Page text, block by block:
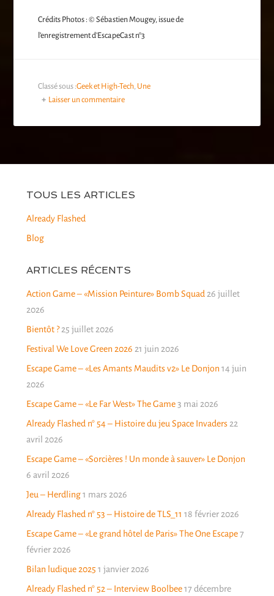
Crédits Photos : © Sébastien Mougey, issue de
l’enregistrement d’EscapeCast n°3
Classé sous :Geek et High-Tech, Une
Laisser un commentaire
TOUS LES ARTICLES
Already Flashed
Blog
ARTICLES RÉCENTS
Action Game – «Mission Peinture» Bomb Squad 26 juillet
2026
Bientôt ? 25 juillet 2026
Festival We Love Green 2026 21 juin 2026
Escape Game – «Les Amants Maudits v2» Le Donjon 14 juin
2026
Escape Game – «Le Far West» The Game 3 mai 2026
Already Flashed n° 54 – Histoire du jeu Space Invaders 22
avril 2026
Escape Game – «Sorcières ! Un monde à sauver» Le Donjon
6 avril 2026
Jeu – Herdling 1 mars 2026
Already Flashed n° 53 – Histoire de TLS_11 18 février 2026
Escape Game – «Le grand hôtel de Paris» The One Escape 7
février 2026
Bilan ludique 2025 1 janvier 2026
Already Flashed n° 52 – Interview Boolbee 17 décembre